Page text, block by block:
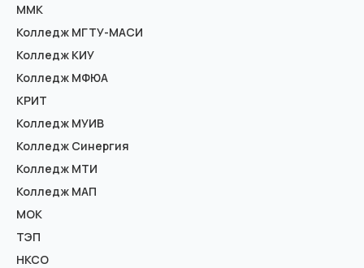
ММК
Колледж МГТУ-МАСИ
Колледж КИУ
Колледж МФЮА
КРИТ
Колледж МУИВ
Колледж Синергия
Колледж МТИ
Колледж МАП
МОК
ТЭП
НКСО